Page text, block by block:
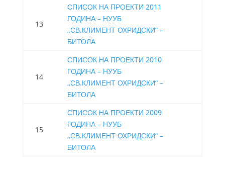
13
СПИСОК НА ПРОЕКТИ 2011
ГОДИНА – НУУБ
„СВ.КЛИМЕНТ ОХРИДСКИ“ –
БИТОЛА
14
СПИСОК НА ПРОЕКТИ 2010
ГОДИНА – НУУБ
„СВ.КЛИМЕНТ ОХРИДСКИ“ –
БИТОЛА
15
СПИСОК НА ПРОЕКТИ 2009
ГОДИНА – НУУБ
„СВ.КЛИМЕНТ ОХРИДСКИ“ –
БИТОЛА